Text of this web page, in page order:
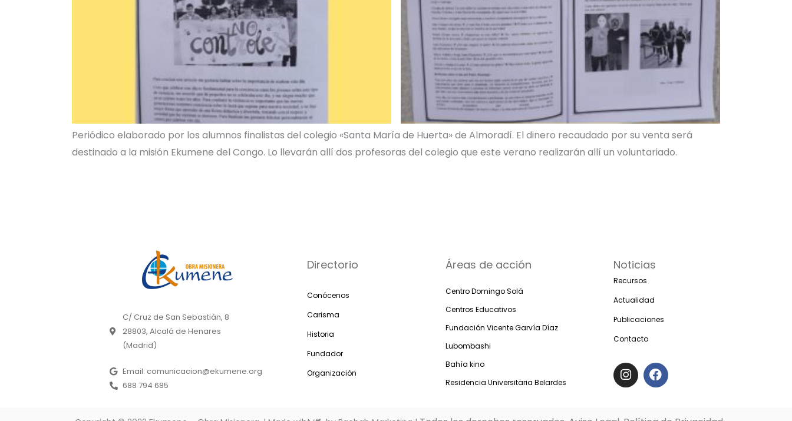
Periódico elaborado por los alumnos finalistas del colegio «Santa María de Huerta» de Almoradí. El dinero recaudado por su venta será
destinado a la misión Ekumene del Congo. Lo llevarán allí dos profesoras del colegio que este verano realizarán allí un voluntariado.
C/ Cruz de San Sebastián, 8
28803, Alcalá de Henares
(Madrid)
Email: comunicacion@ekumene.org
688 794 685
Directorio
Conócenos
Carisma
Historia
Fundador
Organización
Áreas de acción
Centro Domingo Solá
Centros Educativos
Fundación Vicente Garvía Díaz
Lubombashi
Bahía kino
Residencia Universitaria Belardes
Noticias
Recursos
Actualidad
Publicaciones
Contacto
n
s
a
c